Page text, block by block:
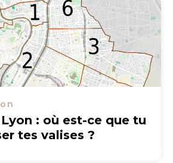
: où est-ce que tu
tes valises ?